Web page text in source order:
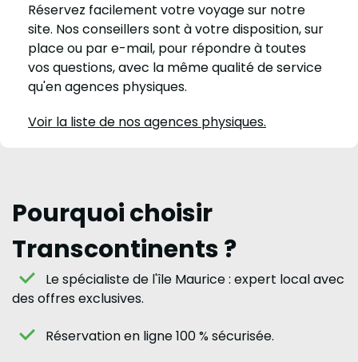
Réservez facilement votre voyage sur notre
site. Nos conseillers sont à votre disposition, sur
place ou par e-mail, pour répondre à toutes
vos questions, avec la même qualité de service
qu'en agences physiques.
Voir la liste de nos agences physiques.
Pourquoi choisir
Transcontinents ?
Le spécialiste de l'île Maurice : expert local avec
des offres exclusives.
Réservation en ligne 100 % sécurisée.